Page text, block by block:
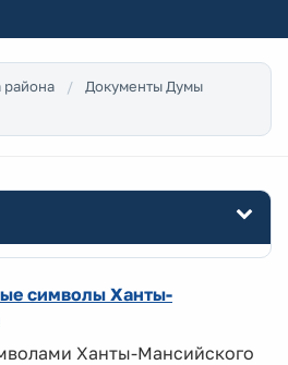
района
Документы Думы
символы Ханты-
Ханты-Мансийского